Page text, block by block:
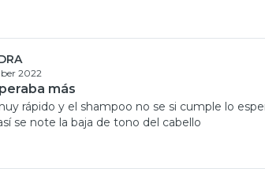
2022
más
rápido y el shampoo no se si cumple lo
se note la baja de tono del cabello